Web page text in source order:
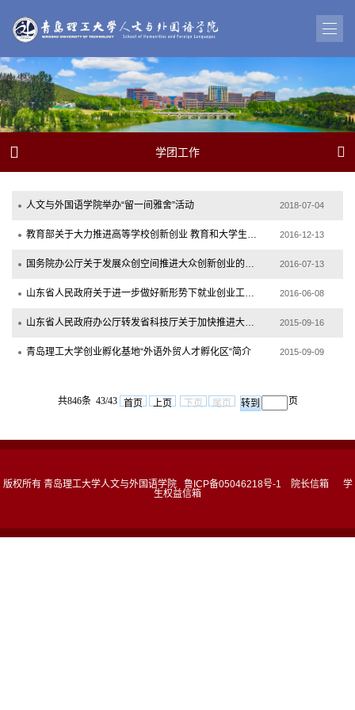
 学团工作 
人文与外国语学院举办“留一间雅舍”活动 2018-07-04
教育部关于大力推进高等学校创新创业 教育和大学生自主创业工作的意见 2016-12-13
国务院办公厅关于发展众创空间推进大众创新创业的指导意见 2016-07-13
山东省人民政府关于进一步做好新形势下就业创业工作的意见 2016-06-08
山东省人民政府办公厅转发省科技厅关于加快推进大众创新创业的实施意见的通知 2015-09-16
青岛理工大学创业孵化基地“外语外贸人才孵化区“简介 2015-09-09
共846条 43/43 首页 上页 下页 尾页 页
版权所有 青岛理工大学人文与外国语学院 鲁ICP备05046218号-1 院长信箱
学
生权益信箱